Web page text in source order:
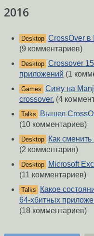
2016
Desktop CrossOver в
(9 комментариев)
Desktop Crossover
приложений (1
Games Сижу на
crossover. (4
Talks
Вышел
(10 комментариев)
Desktop
Как
(2 комментария)
Desktop
Microsoft
(11 комментариев)
Talks
Какое
64-хбитных
(18 комментариев)